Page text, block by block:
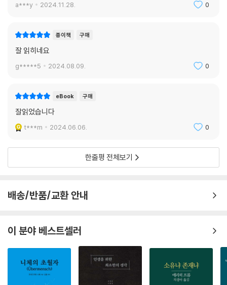
a***y 2024.11.28. 0
종이책 구매
잘 읽히네요
g*****5 2024.08.09. 0
eBook 구매
잘읽었습니다
t***m 2024.06.06. 0
한줄평 전체보기
배송/반품/교환 안내
이 분야 베스트셀러